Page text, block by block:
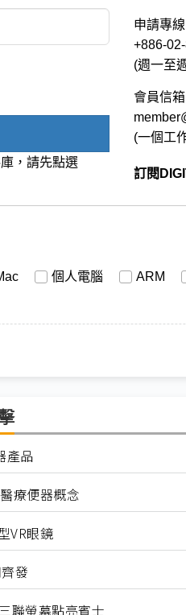
，請先點選
申請專線
+886-
(週一至
會員信箱
(一個工
訂閱
個人電腦 ARM
產品
療便器概念
VR眼鏡
發
聯螢幕點亮賓士